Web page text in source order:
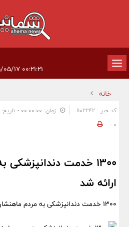
تغییر
وضعیت
ناوبری
خانه
کد خبر : 1102242 زمان: ۰۰:۰۰:۰۰ - تاریخ: ۱۴۰۳/۰۷/۰۹
0
1300 خدمت
ارائه شد
1300 خدمت دندانپزشکی به مردم ماهنشان ارائه شد